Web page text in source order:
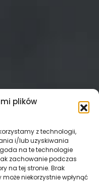
plików
z technologii,
i/lub uzyskiwania
na te technologie
zachowanie podczas
na tej stronie. Brak
niekorzystnie wpłynąć